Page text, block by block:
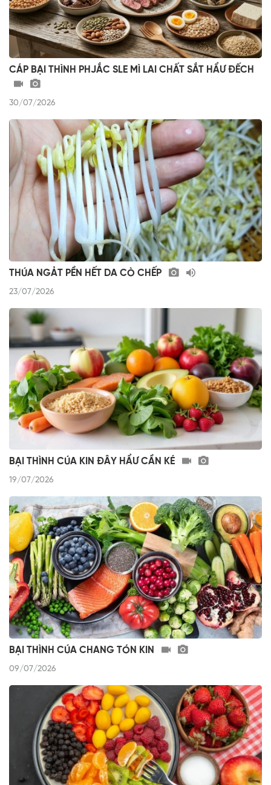
CÁP BẠI THÌNH PHJẮC SLE MÌ LAI CHẤT SẮT HẨƯ ĐẾCH
30/07/2026
THÚA NGẢT PỀN HẾT DA CÒ CHẾP
23/07/2026
BẠI THÌNH CÚA KIN ĐÂY HẨƯ CẦN KÉ
19/07/2026
BẠI THÌNH CÚA CHANG TÓN KIN
09/07/2026